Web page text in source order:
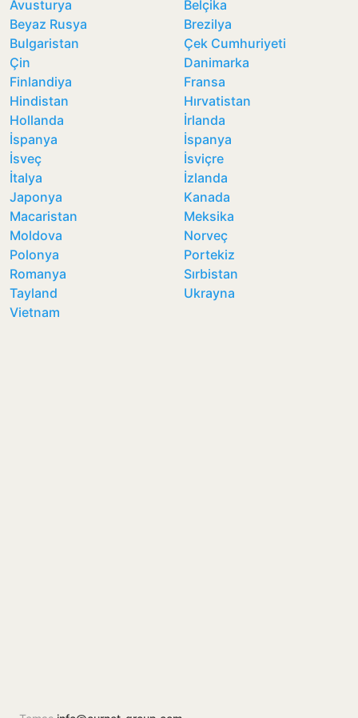
Avusturya
Belçika
Beyaz Rusya
Brezilya
Bulgaristan
Çek Cumhuriyeti
Çin
Danimarka
Finlandiya
Fransa
Hindistan
Hırvatistan
Hollanda
İrlanda
İspanya
İspanya
İsveç
İsviçre
İtalya
İzlanda
Japonya
Kanada
Macaristan
Meksika
Moldova
Norveç
Polonya
Portekiz
Romanya
Sırbistan
Tayland
Ukrayna
Vietnam